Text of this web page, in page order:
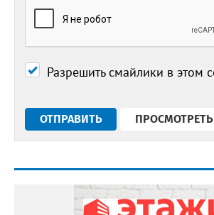
Разрешить смайлики в этом